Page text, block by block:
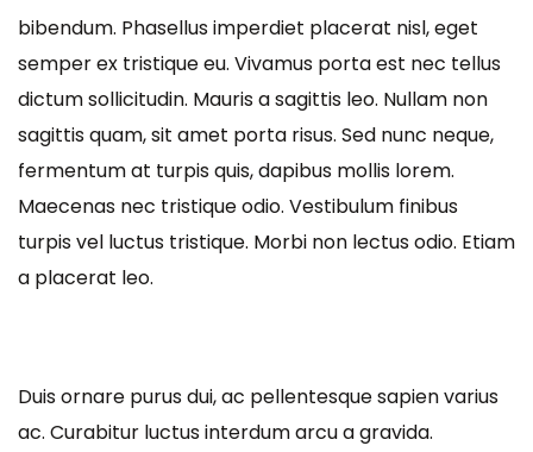
bibendum. Phasellus imperdiet placerat nisl, eget
semper ex tristique eu. Vivamus porta est nec tellus
dictum sollicitudin. Mauris a sagittis leo. Nullam non
sagittis quam, sit amet porta risus. Sed nunc neque,
fermentum at turpis quis, dapibus mollis lorem.
Maecenas nec tristique odio. Vestibulum finibus
turpis vel luctus tristique. Morbi non lectus odio. Etiam
a placerat leo.
Duis ornare purus dui, ac pellentesque sapien varius
ac. Curabitur luctus interdum arcu a gravida.